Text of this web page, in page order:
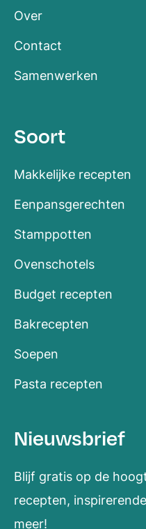
Over
Contact
Samenwerken
Soort
Makkelijke recepten
Eenpansgerechten
Stamppotten
Ovenschotels
Budget recepten
Bakrecepten
Soepen
Pasta recepten
Nieuwsbrief
Blijf gratis op de
recepten,
meer!